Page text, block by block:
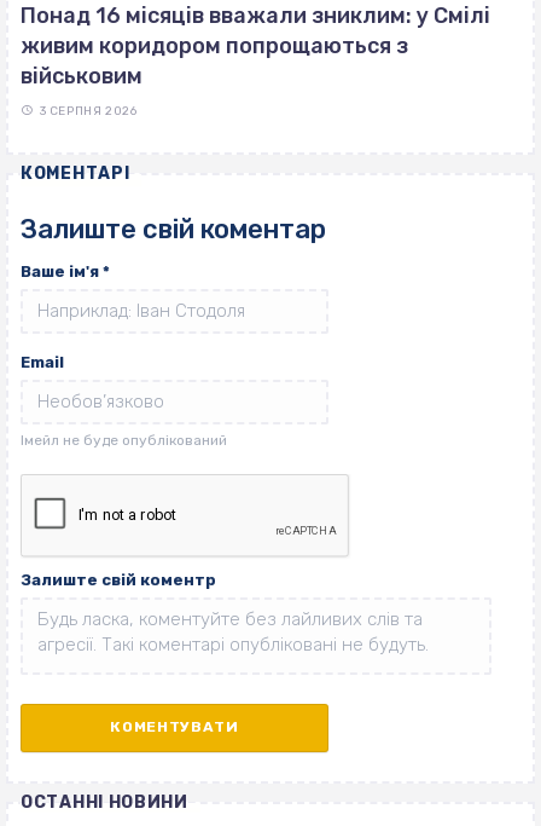
Понад 16 місяців вважали зниклим: у Смілі
живим коридором попрощаються з
військовим
3 СЕРПНЯ 2026
КОМЕНТАРІ
Залиште свій коментар
Ваше ім'я *
Email
Залиште свій коментр
ОСТАННІ НОВИНИ